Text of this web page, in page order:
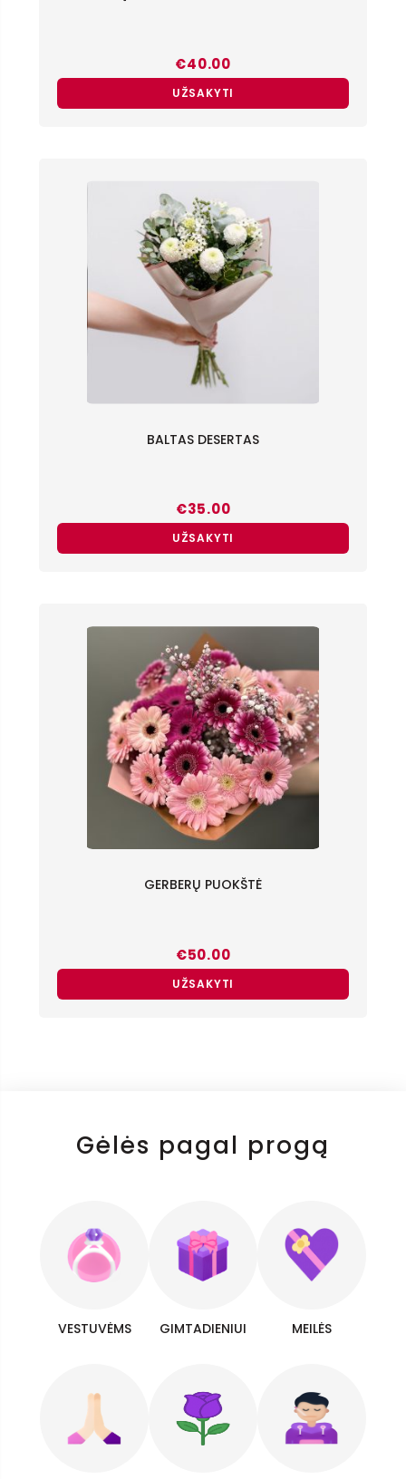
€40.00
UŽSAKYTI
BALTAS DESERTAS
€35.00
UŽSAKYTI
GERBERŲ PUOKŠTĖ
€50.00
UŽSAKYTI
Gėlės pagal progą
VESTUVĖMS GIMTADIENIUI MEILĖS